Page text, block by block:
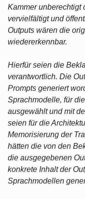
Kammer unberechtigt
vervielfältigt und
Outputs wären die
wiedererkennbar.
Hierfür seien die
verantwortlich. Die
Prompts generiert
Sprachmodelle, für
ausgewählt und mit
seien für die
Memorisierung der
hätten die von den
die ausgegebenen
konkrete Inhalt der
Sprachmodellen